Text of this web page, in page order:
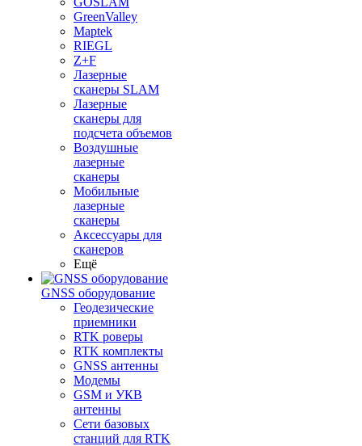
GreenValley
Maptek
RIEGL
Z+F
Лазерные
сканеры SLAM
Лазерные
сканеры для
подсчета объемов
Воздушные
лазерные
сканеры
Мобильные
лазерные
сканеры
Аксессуары для
сканеров
Ещё
GNSS оборудование
Геодезические
приемники
RTK роверы
RTK комплекты
GNSS антенны
Модемы
GSM и УКВ
антенны
Сети базовых
станций для RTK